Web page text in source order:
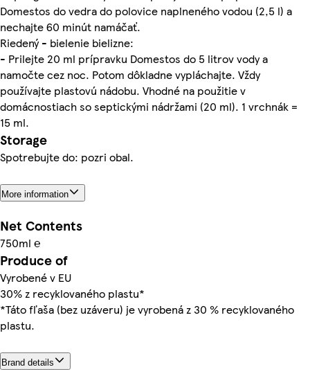
Domestos do vedra do polovice naplneného vodou (2,5 l) a
nechajte 60 minút namáčať.
Riedený - bielenie bielizne:
- Prilejte 20 ml prípravku Domestos do 5 litrov vody a
namočte cez noc. Potom dôkladne vypláchajte. Vždy
používajte plastovú nádobu. Vhodné na použitie v
domácnostiach so septickými nádržami (20 ml). 1 vrchnák =
15 ml.
Storage
Spotrebujte do: pozri obal.
More information
Net Contents
750ml ℮
Produce of
Vyrobené v EU
30% z recyklovaného plastu*
*Táto fľaša (bez uzáveru) je vyrobená z 30 % recyklovaného
plastu.
Brand details